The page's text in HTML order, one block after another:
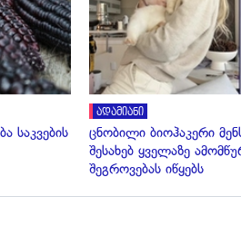
საკვების
ადამიანი
ცნობილი ბიოჰაკერი
შესახებ ყველაზე
შეგროვებას იწყებს